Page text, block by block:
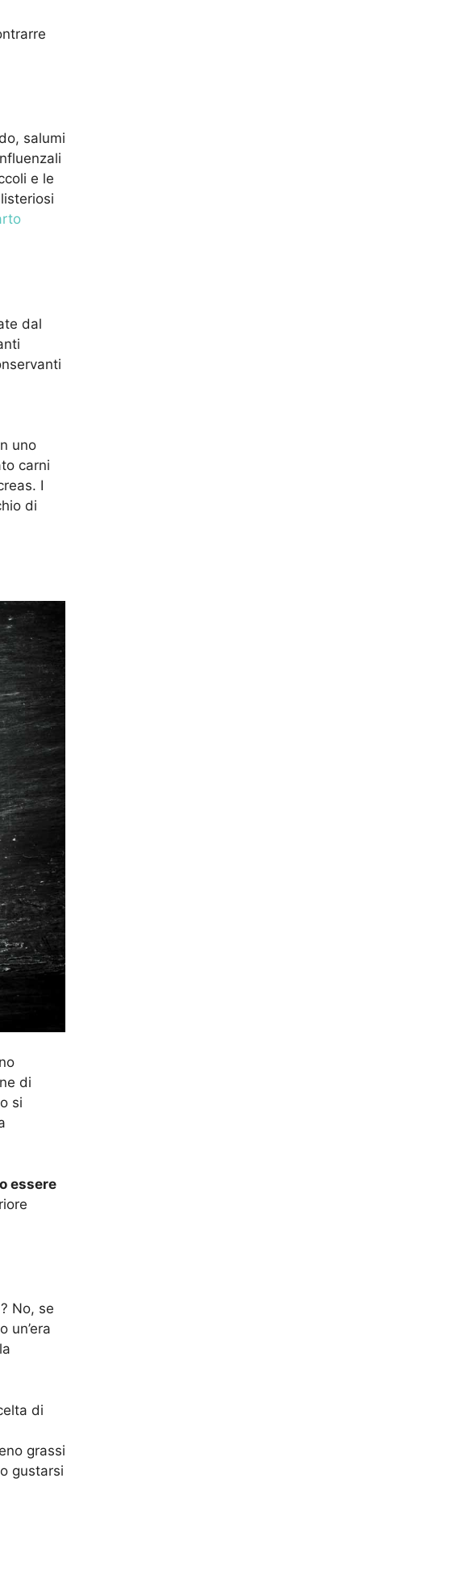
salumi
e le
dal
uno
carni
I
di
di
si
essere
No, se
un’era
di
grassi
gustarsi